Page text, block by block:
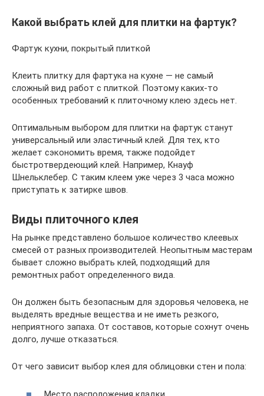
Какой выбрать клей для плитки на фартук?
Фартук кухни, покрытый плиткой
Клеить плитку для фартука на кухне — не самый
сложный вид работ с плиткой. Поэтому каких-то
особенных требований к плиточному клею здесь нет.
Оптимальным выбором для плитки на фартук станут
универсальный или эластичный клей. Для тех, кто
желает сэкономить время, также подойдет
быстротвердеющий клей. Например, Кнауф
Шнельклебер. С таким клеем уже через 3 часа можно
приступать к затирке швов.
Виды плиточного клея
На рынке представлено большое количество клеевых
смесей от разных производителей. Неопытным мастерам
бывает сложно выбрать клей, подходящий для
ремонтных работ определенного вида.
Он должен быть безопасным для здоровья человека, не
выделять вредные вещества и не иметь резкого,
неприятного запаха. От составов, которые сохнут очень
долго, лучше отказаться.
От чего зависит выбор клея для облицовки стен и пола: